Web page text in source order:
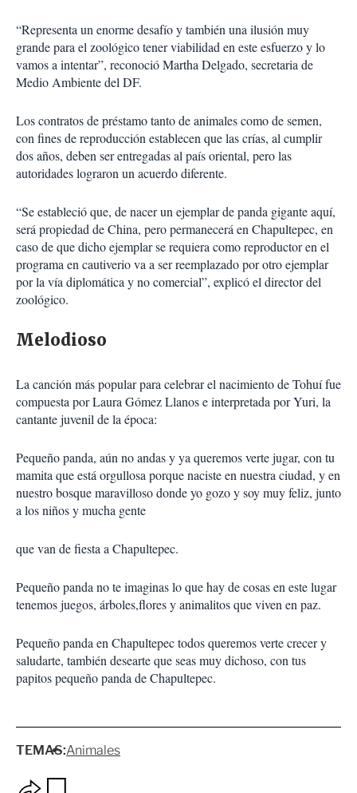
“Representa un enorme desafío y también una ilusión muy
grande para el zoológico tener viabilidad en este esfuerzo y lo
vamos a intentar”, reconoció Martha Delgado, secretaria de
Medio Ambiente del DF.
Los contratos de préstamo tanto de animales como de semen,
con fines de reproducción establecen que las crías, al cumplir
dos años, deben ser entregadas al país oriental, pero las
autoridades lograron un acuerdo diferente.
“Se estableció que, de nacer un ejemplar de panda gigante aquí,
será propiedad de China, pero permanecerá en Chapultepec, en
caso de que dicho ejemplar se requiera como reproductor en el
programa en cautiverio va a ser reemplazado por otro ejemplar
por la vía diplomática y no comercial”, explicó el director del
zoológico.
Melodioso
La canción más popular para celebrar el nacimiento de Tohuí fue
compuesta por Laura Gómez Llanos e interpretada por Yuri, la
cantante juvenil de la época:
Pequeño panda, aún no andas y ya queremos verte jugar, con tu
mamita que está orgullosa porque naciste en nuestra ciudad, y en
nuestro bosque maravilloso donde yo gozo y soy muy feliz, junto
a los niños y mucha gente
que van de fiesta a Chapultepec.
Pequeño panda no te imaginas lo que hay de cosas en este lugar
tenemos juegos, árboles,flores y animalitos que viven en paz.
Pequeño panda en Chapultepec todos queremos verte crecer y
saludarte, también desearte que seas muy dichoso, con tus
papitos pequeño panda de Chapultepec.
TEMAS:Animales